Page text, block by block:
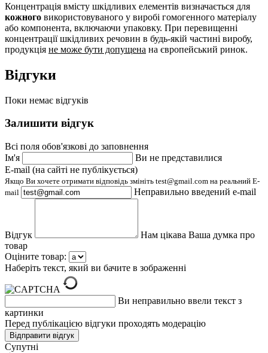
Концентрація вмісту шкідливих елементів визначається для
кожного використовуваного у виробі гомогенного матеріалу
або компонента, включаючи упаковку. При перевищенні
концентрації шкідливих речовин в будь-якій частині виробу,
продукція не може бути допущена на європейський ринок.
Відгуки
Поки немає відгуків
Залишити відгук
Всі поля обов'язкові до заповнення
Ім'я
Ви не представилися
E-mail (на сайті не публікується)
Якщо Ви хочете отримати відповідь змініть test@gmail.com на реальний E-
mail
Неправильно введений e-mail
Відгук
Нам цікава Ваша думка про
товар
Оціните товар:
Наберіть текст, який ви бачите в зображенні
Ви неправильно ввели текст з
картинки
Перед публікацією відгуки проходять модерацію
Супутні